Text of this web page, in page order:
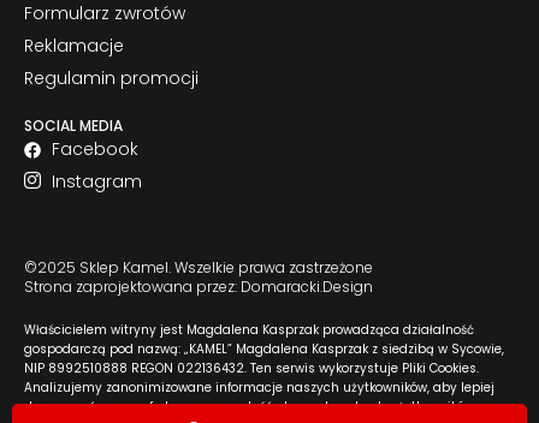
Formularz zwrotów
Reklamacje
Regulamin promocji
SOCIAL MEDIA
Facebook
Instagram
©2025 Sklep Kamel. Wszelkie prawa zastrzeżone
Strona zaprojektowana przez: Domaracki.Design
Właścicielem witryny jest Magdalena Kasprzak prowadząca działalność
gospodarczą pod nazwą: „KAMEL” Magdalena Kasprzak z siedzibą w Sycowie,
NIP 8992510888 REGON 022136432. Ten serwis wykorzystuje Pliki Cookies.
Analizujemy zanonimizowane informacje naszych użytkowników, aby lepiej
dopasować naszą ofertę oraz zawartość strony do potrzeb użytkowników.